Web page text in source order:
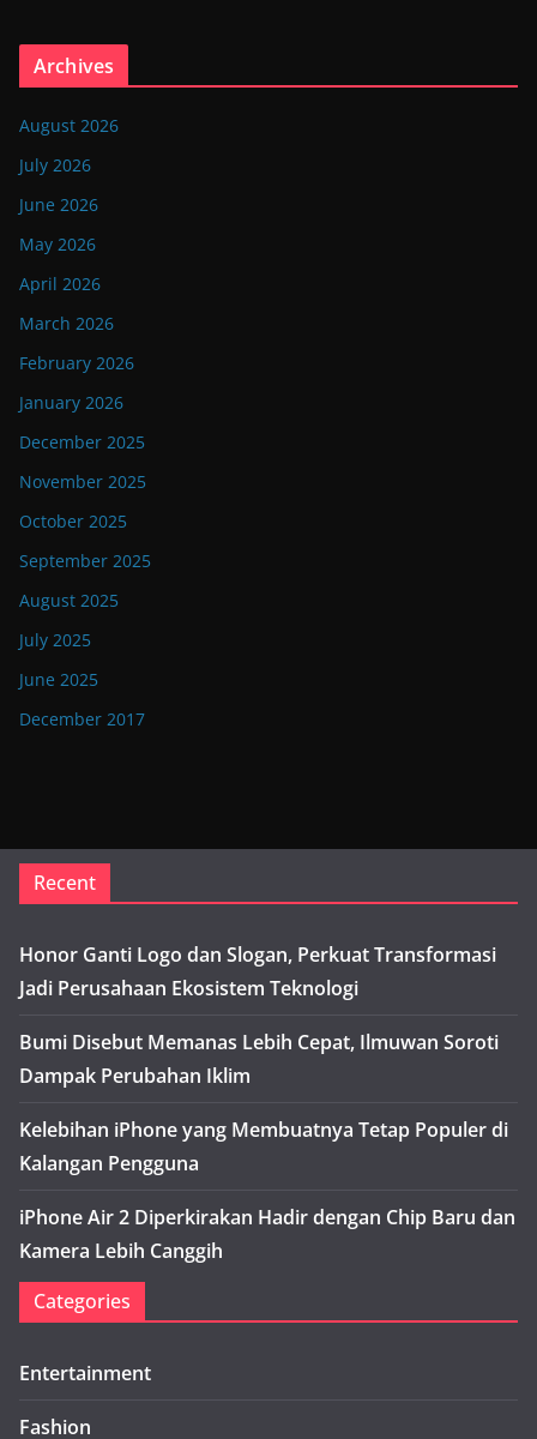
Archives
August 2026
July 2026
June 2026
May 2026
April 2026
March 2026
February 2026
January 2026
December 2025
November 2025
October 2025
September 2025
August 2025
July 2025
June 2025
December 2017
Recent
Honor Ganti Logo dan Slogan, Perkuat Transformasi
Jadi Perusahaan Ekosistem Teknologi
Bumi Disebut Memanas Lebih Cepat, Ilmuwan Soroti
Dampak Perubahan Iklim
Kelebihan iPhone yang Membuatnya Tetap Populer di
Kalangan Pengguna
iPhone Air 2 Diperkirakan Hadir dengan Chip Baru dan
Kamera Lebih Canggih
Categories
Entertainment
Fashion